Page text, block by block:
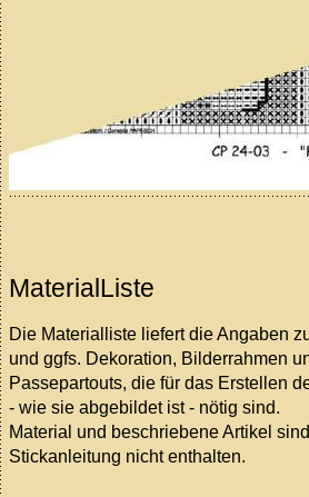
MaterialListe
Die Materialliste liefert die Angaben
und ggfs. Dekoration, Bilderrahmen
Passepartouts, die für das Erstellen
- wie sie abgebildet ist - nötig sind.
Material und beschriebene Artikel
Stickanleitung nicht enthalten.